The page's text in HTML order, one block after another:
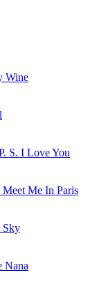
Wine
S. I Love You
Meet Me In Paris
Sky
Nana